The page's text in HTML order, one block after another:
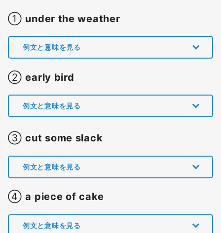
① under the weather
例文と意味を見る
②early bird
例文と意味を見る
③cut some slack
例文と意味を見る
④a piece of cake
例文と意味を見る